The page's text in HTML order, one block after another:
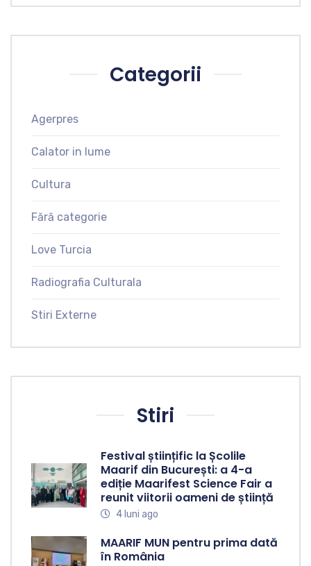
Categorii
Agerpres
Calator in lume
Cultura
Fără categorie
Love Turcia
Radiografia Culturala
Stiri Externe
Stiri
Festival științific la Școlile
Maarif din București: a 4-a
ediție Maarifest Science Fair a
reunit viitorii oameni de știință
4 luni ago
MAARIF MUN pentru prima dată
în România